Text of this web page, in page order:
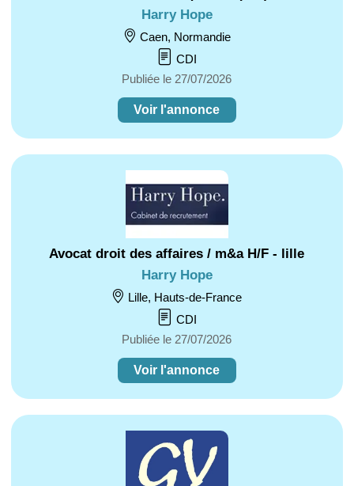
Harry Hope
Caen, Normandie
CDI
Publiée le 27/07/2026
Voir l'annonce
Avocat droit des affaires / m&a H/F - lille
Harry Hope
Lille, Hauts-de-France
CDI
Publiée le 27/07/2026
Voir l'annonce